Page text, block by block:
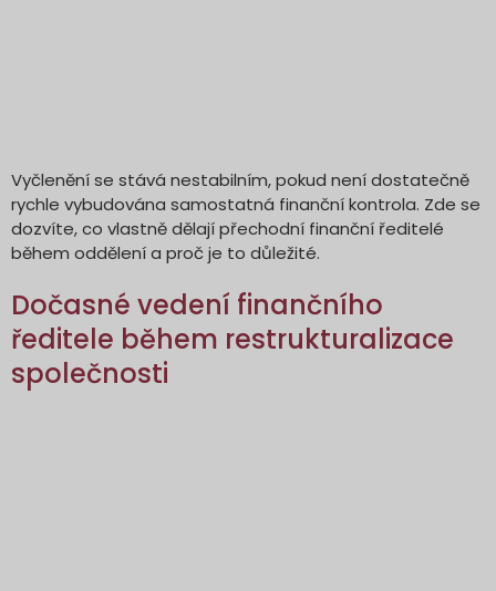
Vyčlenění se stává nestabilním, pokud není dostatečně
rychle vybudována samostatná finanční kontrola. Zde se
dozvíte, co vlastně dělají přechodní finanční ředitelé
během oddělení a proč je to důležité.
Dočasné vedení finančního
ředitele během restrukturalizace
společnosti